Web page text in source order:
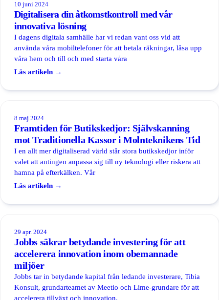
10 juni 2024
Digitalisera din åtkomstkontroll med vår
innovativa lösning
I dagens digitala samhälle har vi redan vant oss vid att
använda våra mobiltelefoner för att betala räkningar, låsa upp
våra hem och till och med starta våra
Läs artikeln →
8 maj 2024
Framtiden för Butikskedjor: Självskanning
mot Traditionella Kassor i Molnteknikens Tid
I en allt mer digitaliserad värld står stora butikskedjor inför
valet att antingen anpassa sig till ny teknologi eller riskera att
hamna på efterkälken. Vår
Läs artikeln →
29 apr. 2024
Jobbs säkrar betydande investering för att
accelerera innovation inom obemannade
miljöer
Jobbs tar in betydande kapital från ledande investerare, Tibia
Konsult, grundarteamet av Meetio och Lime-grundare för att
accelerera tillväxt och innovation.